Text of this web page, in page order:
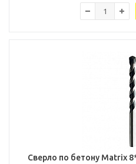
Сверло по бетону Matrix